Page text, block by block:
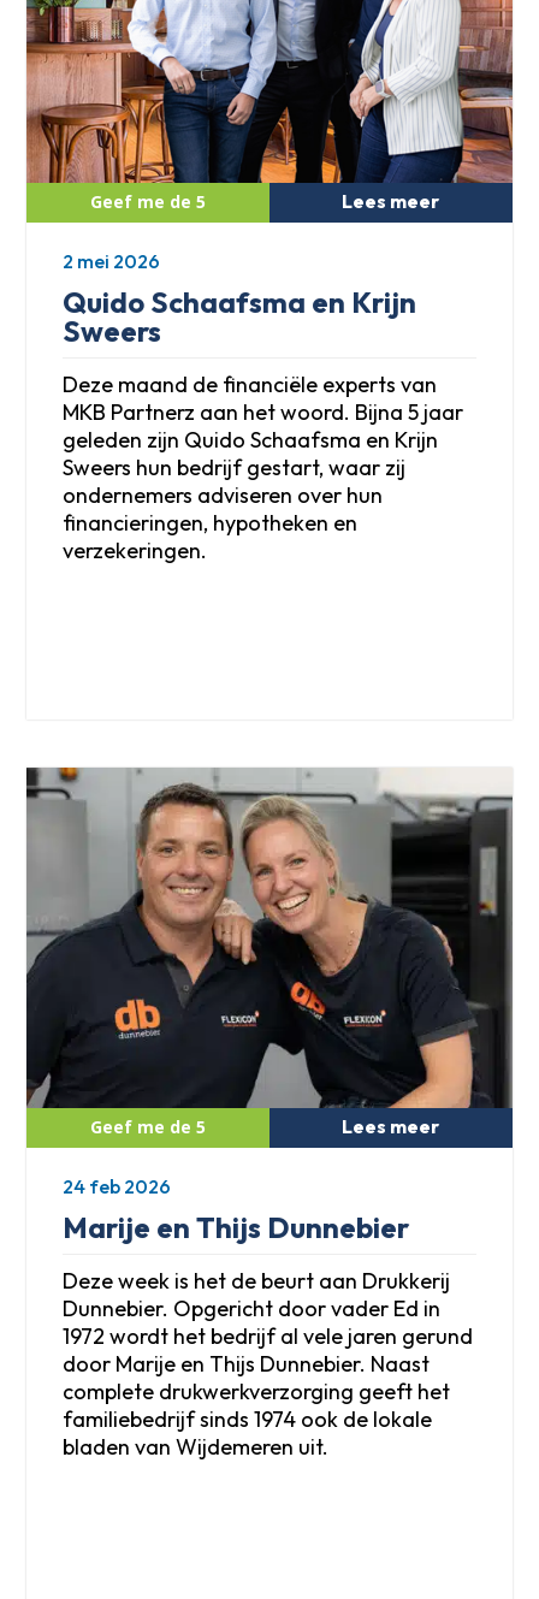
Quido Schaafsma en Krijn
Sweers
Deze maand de financiële experts van
MKB Partnerz aan het woord. Bijna 5 jaar
geleden zijn Quido Schaafsma en Krijn
Sweers hun bedrijf gestart, waar zij
ondernemers adviseren over hun
financieringen, hypotheken en
verzekeringen.
Lees meer
2 mei 2026
Marije en Thijs Dunnebier
Deze week is het de beurt aan Drukkerij
Dunnebier. Opgericht door vader Ed in
1972 wordt het bedrijf al vele jaren gerund
door Marije en Thijs Dunnebier. Naast
complete drukwerkverzorging geeft het
familiebedrijf sinds 1974 ook de lokale
bladen van Wijdemeren uit.
Lees meer
24 feb 2026